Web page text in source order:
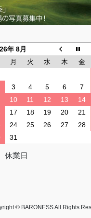
年 8月
月 火 水 木 金
3 4 5 6 7
10 11 12 13 14
17 18 19 20 21
24 25 26 27 28
31
休業日
© BARONESS All Rights